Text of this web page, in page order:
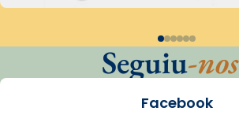
Seguiu-nos
Facebook